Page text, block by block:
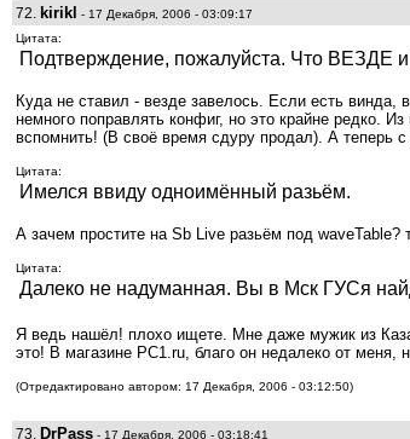
72. kirikl
- 17 Декабря, 2006 - 03:09:17
Цитата:
Подтверждение, пожалуйста. Что ВЕЗДЕ
Куда не ставил - везде завелось. Если есть
немного поправлять конфиг, но это крайне редко.
вспомнить! (В своё время сдуру продал). А теперь
Цитата:
Имелся ввиду одноимённый разьём.
А зачем простите на Sb Live разьём под
Цитата:
Далеко не надуманная. Вы в Мск ГУСя
Я ведь нашёл! плохо ищете. Мне даже мужик из
это! В магазине PC1.ru, благо он недалеко от меня,
(Отредактировано автором: 17 Декабря, 2006 - 03:12:50)
73. DrPass - 17 Декабря, 2006 - 03:18:41